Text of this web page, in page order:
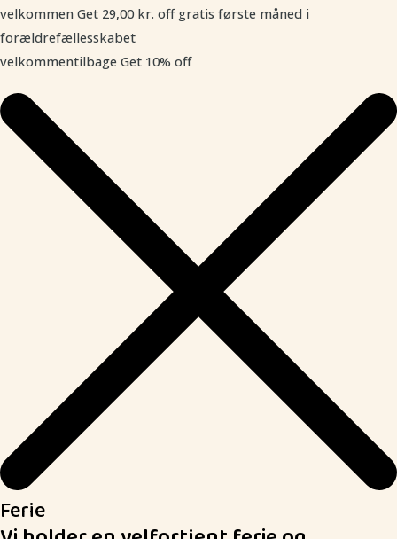
velkommen Get 29,00 kr. off gratis første måned i
forældrefællesskabet
velkommentilbage Get 10% off
Ferie